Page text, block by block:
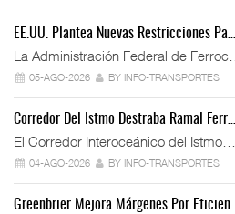
EE.UU. Plantea Nuevas Restricciones Pa…
La Administración Federal de Ferroc…
05-AGO-2026 BY INFO-TRANSPORTES
Corredor Del Istmo Destraba Ramal Ferr…
El Corredor Interoceánico del Istmo…
04-AGO-2026 BY INFO-TRANSPORTES
Greenbrier Mejora Márgenes Por Eficien…